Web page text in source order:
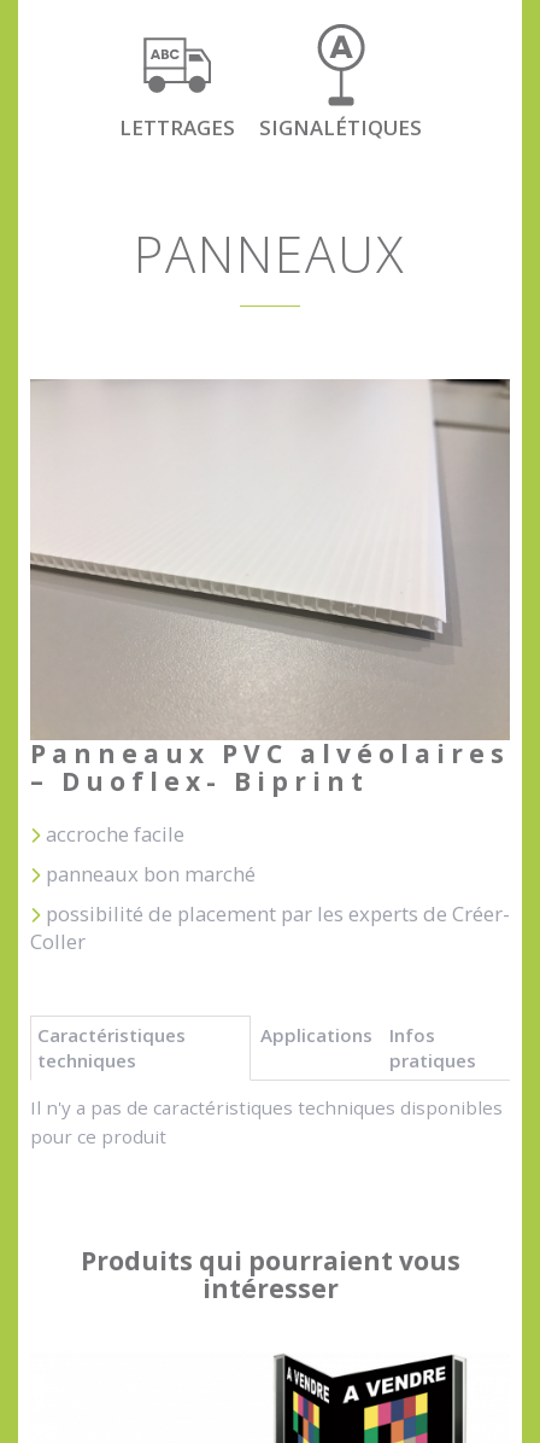
LETTRAGES SIGNALÉTIQUES
PANNEAUX
Panneaux PVC alvéolaires
– Duoflex- Biprint
accroche facile
panneaux bon marché
possibilité de placement par les experts de Créer-
Coller
Caractéristiques
techniques
Applications
Infos
pratiques
Il n'y a pas de caractéristiques techniques disponibles
pour ce produit
Produits qui pourraient vous
intéresser